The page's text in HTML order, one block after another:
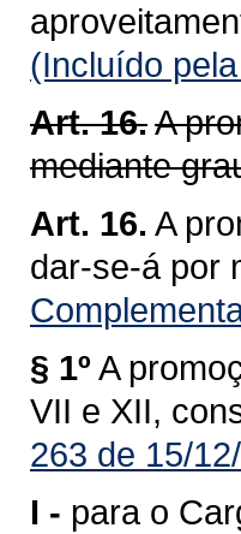
(Incluído
Art. 16.A
mediante
Art. 16. A
dar-se-á por
§ 1º A
VII e XII,
263 de 15/
I - para o